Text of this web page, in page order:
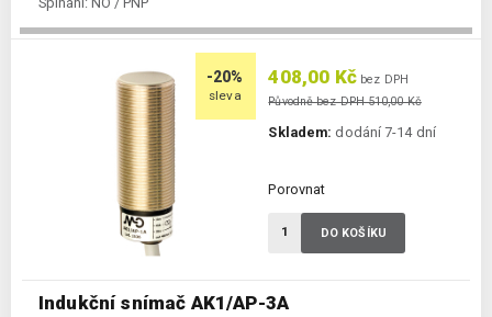
-20%
sleva
Indukční snímač AK1/AP-3A
408,00 Kč bez DPH
Původně bez DPH 510,00 Kč
Skladem: dodání 7-14 dní
Porovnat
DO KOŠÍKU